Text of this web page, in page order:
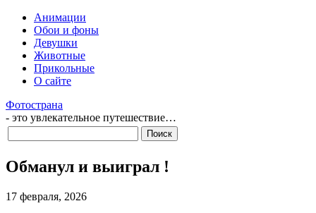
Анимации
Обои и фоны
Девушки
Животные
Прикольные
О сайте
Фотострана
- это увлекательное путешествие…
Обманул и выиграл !
17 февраля, 2026